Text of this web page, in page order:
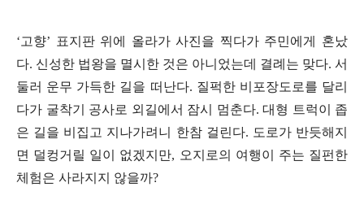
‘고향’ 표지판 위에 올라가 사진을 찍다가 주민에게 혼났
다. 신성한 법왕을 멸시한 것은 아니었는데 결례는 맞다. 서
둘러 운무 가득한 길을 떠난다. 질퍽한 비포장도로를 달리
다가 굴착기 공사로 외길에서 잠시 멈춘다. 대형 트럭이 좁
은 길을 비집고 지나가려니 한참 걸린다. 도로가 반듯해지
면 덜컹거릴 일이 없겠지만, 오지로의 여행이 주는 질펀한
체험은 사라지지 않을까?